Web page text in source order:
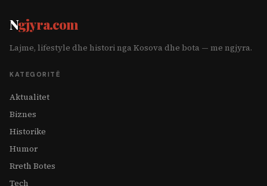
Ngjyra.com
Lajme, lifestyle dhe histori nga Kosova dhe bota — me ngjyra.
KATEGORITË
Aktualitet
Biznes
Historike
Humor
Rreth Botes
Tech